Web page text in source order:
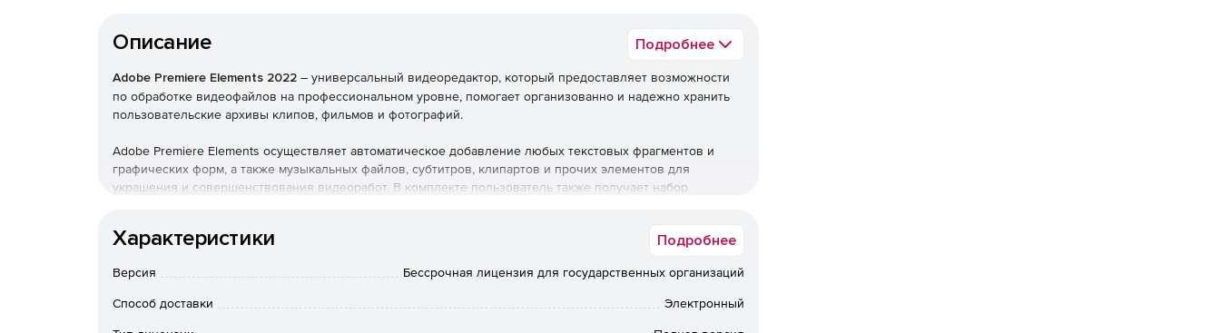
Описание Подробнее
Adobe Premiere Elements 2022 – универсальный видеоредактор, который предоставляет возможности
по обработке видеофайлов на профессиональном уровне, помогает организованно и надежно хранить
пользовательские архивы клипов, фильмов и фотографий.
Adobe Premiere Elements осуществляет автоматическое добавление любых текстовых фрагментов и
графических форм, а также музыкальных файлов, субтитров, клипартов и прочих элементов для
украшения и совершенствования видеоработ. В комплекте пользователь также получает набор
Новое в версии:
Выбор идеального соотношения сторон
Характеристики Подробнее
Версия Бессрочная лицензия для государственных организаций
Способ доставки Электронный